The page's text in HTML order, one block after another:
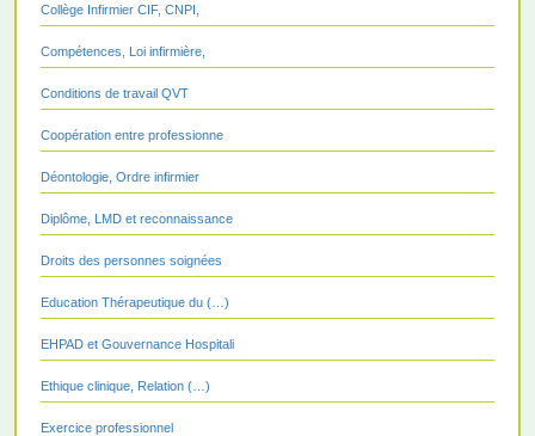
Collège Infirmier CIF, CNPI,
Compétences, Loi infirmière,
Conditions de travail QVT
Coopération entre professionne
Déontologie, Ordre infirmier
Diplôme, LMD et reconnaissance
Droits des personnes soignées
Education Thérapeutique du (…)
EHPAD et Gouvernance Hospitali
Ethique clinique, Relation (…)
Exercice professionnel